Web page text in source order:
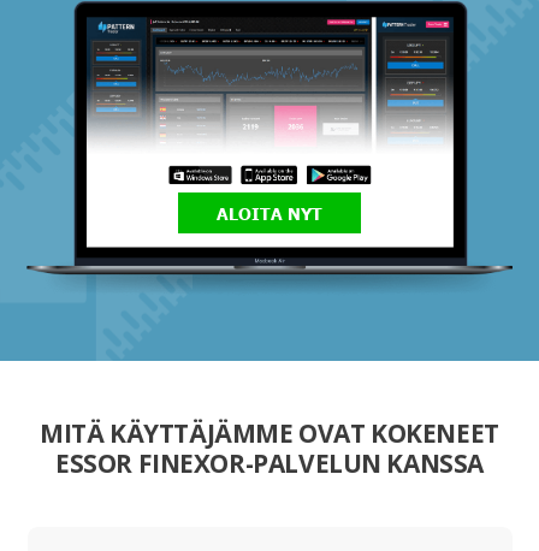
ALOITA NYT
MITÄ KÄYTTÄJÄMME OVAT KOKENEET
ESSOR FINEXOR-PALVELUN KANSSA